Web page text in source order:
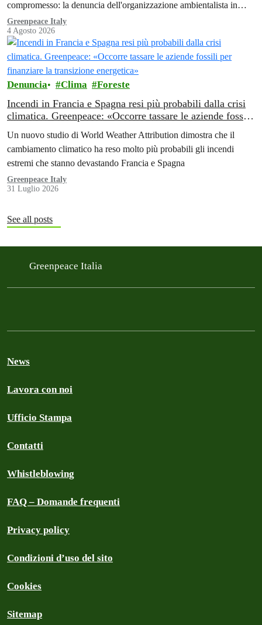
compromesso: la denuncia dell'organizzazione ambientalista in
Africa.
Greenpeace Italy
4 Agosto 2026
Denuncia Clima Foreste
Incendi in Francia e Spagna resi più probabili dalla crisi
climatica. Greenpeace: «Occorre tassare le aziende fossili
Un nuovo studio di World Weather Attribution dimostra che il
cambiamento climatico ha reso molto più probabili gli incendi
estremi che stanno devastando Francia e Spagna
Greenpeace Italy
31 Luglio 2026
See all posts
Greenpeace Italia
News
Lavora con noi
Ufficio Stampa
Contatti
Whistleblowing
FAQ – Domande frequenti
Privacy policy
Condizioni d’uso del sito
Cookies
Sitemap